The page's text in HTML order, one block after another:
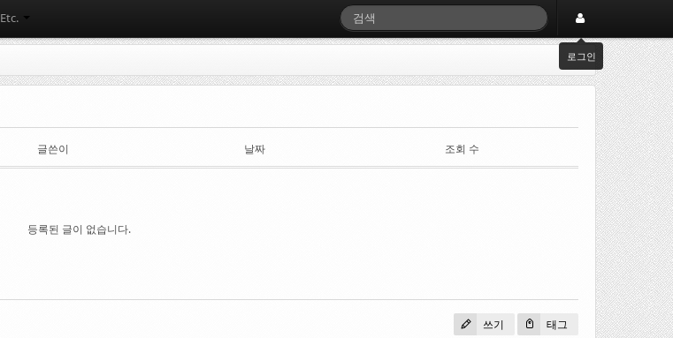
Etc.
로그인
글쓴이 날짜 조회 수
등록된 글이 없습니다.
쓰기 태그